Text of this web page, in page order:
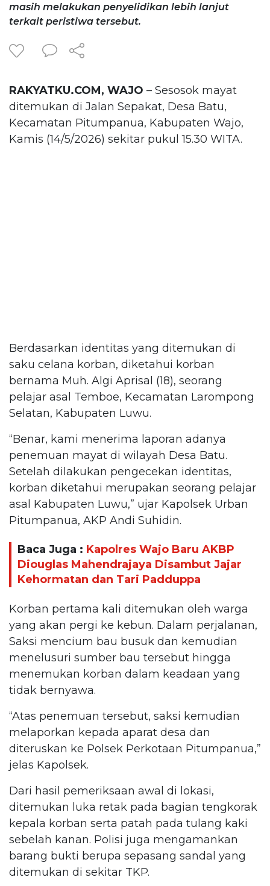
masih melakukan penyelidikan lebih lanjut
terkait peristiwa tersebut.
RAKYATKU.COM, WAJO – Sesosok mayat
ditemukan di Jalan Sepakat, Desa Batu,
Kecamatan Pitumpanua, Kabupaten Wajo,
Kamis (14/5/2026) sekitar pukul 15.30 WITA.
Berdasarkan identitas yang ditemukan di
saku celana korban, diketahui korban
bernama Muh. Algi Aprisal (18), seorang
pelajar asal Temboe, Kecamatan Larompong
Selatan, Kabupaten Luwu.
“Benar, kami menerima laporan adanya
penemuan mayat di wilayah Desa Batu.
Setelah dilakukan pengecekan identitas,
korban diketahui merupakan seorang pelajar
asal Kabupaten Luwu,” ujar Kapolsek Urban
Pitumpanua, AKP Andi Suhidin.
Baca Juga : Kapolres Wajo Baru AKBP
Diouglas Mahendrajaya Disambut Jajar
Kehormatan dan Tari Padduppa
Korban pertama kali ditemukan oleh warga
yang akan pergi ke kebun. Dalam perjalanan,
Saksi mencium bau busuk dan kemudian
menelusuri sumber bau tersebut hingga
menemukan korban dalam keadaan yang
tidak bernyawa.
“Atas penemuan tersebut, saksi kemudian
melaporkan kepada aparat desa dan
diteruskan ke Polsek Perkotaan Pitumpanua,”
jelas Kapolsek.
Dari hasil pemeriksaan awal di lokasi,
ditemukan luka retak pada bagian tengkorak
kepala korban serta patah pada tulang kaki
sebelah kanan. Polisi juga mengamankan
barang bukti berupa sepasang sandal yang
ditemukan di sekitar TKP.